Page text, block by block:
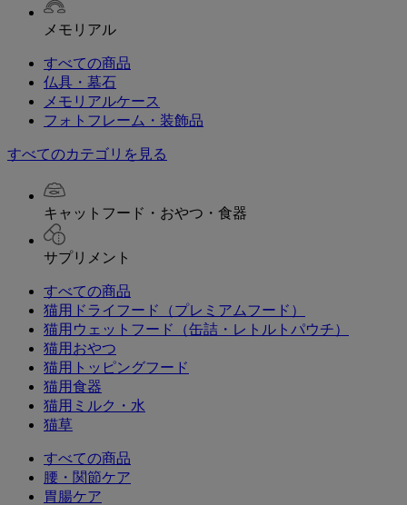
メモリアル
すべての商品
仏具・墓石
メモリアルケース
フォトフレーム・装飾品
すべてのカテゴリを見る
キャットフード・おやつ・食器
サプリメント
すべての商品
猫用ドライフード（プレミアムフード）
猫用ウェットフード（缶詰・レトルトパウチ）
猫用おやつ
猫用トッピングフード
猫用食器
猫用ミルク・水
猫草
すべての商品
腰・関節ケア
胃腸ケア